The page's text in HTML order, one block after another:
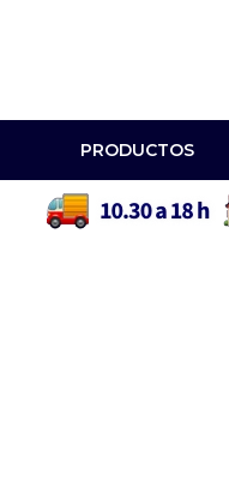
PRODUCTOS